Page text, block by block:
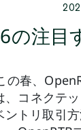
の注目
の春、
、コネクテ
ントリ取引